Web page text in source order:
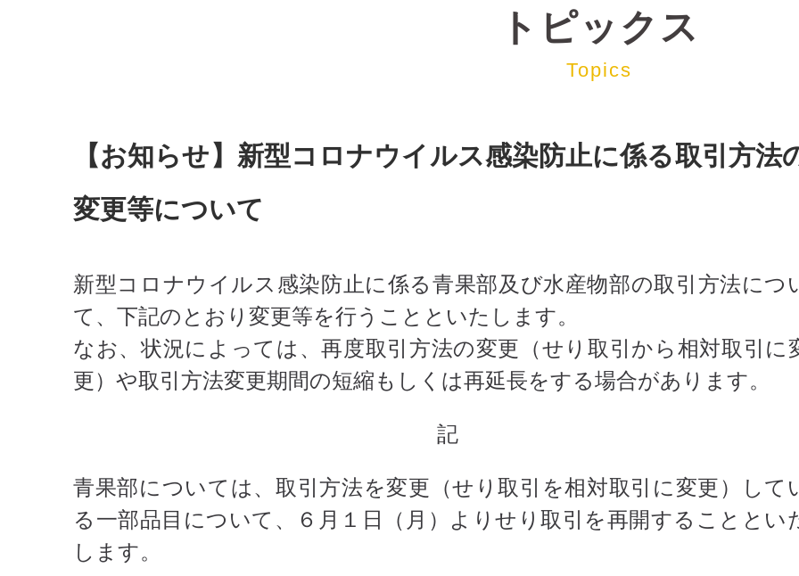
トピックス
Topics
【お知らせ】新型コロナウイルス感染防止に係る取引方法
変更等について
新型コロナウイルス感染防止に係る青果部及び水産物部の取引方法につ
て、下記のとおり変更等を行うことといたします。
なお、状況によっては、再度取引方法の変更（せり取引から相対取引に
更）や取引方法変更期間の短縮もしくは再延長をする場合があります。
記
青果部については、取引方法を変更（せり取引を相対取引に変更）して
る一部品目について、６月１日（月）よりせり取引を再開することとい
します。